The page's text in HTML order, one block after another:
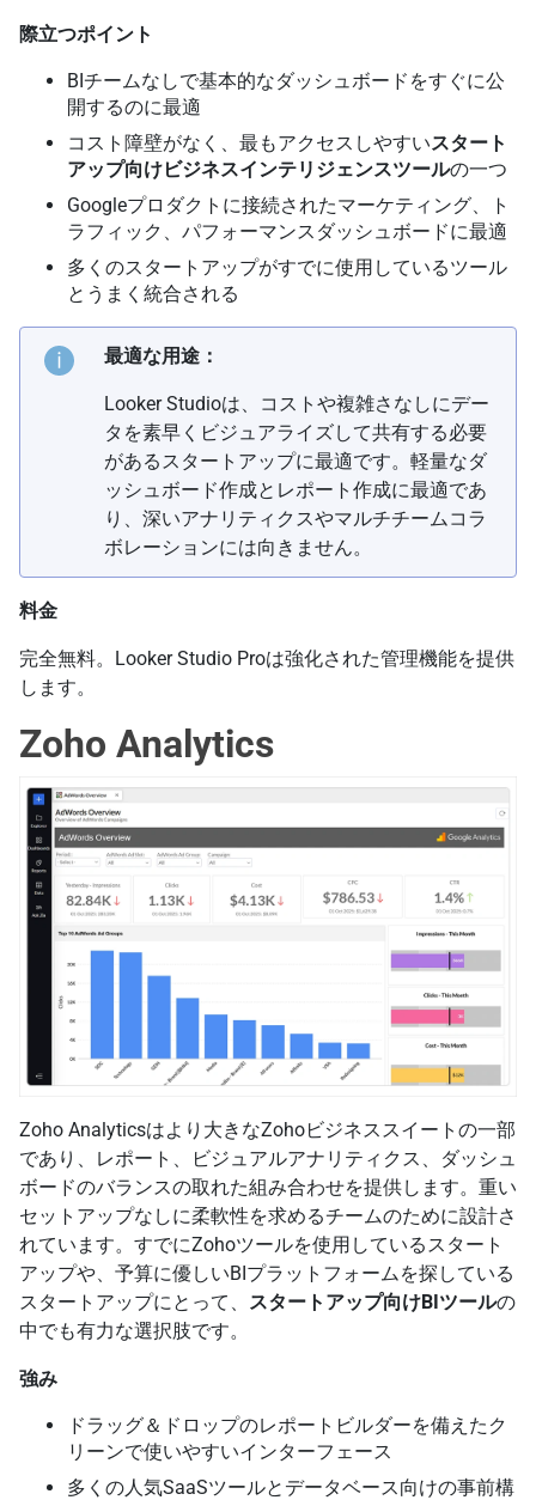
際立つポイント
BIチームなしで基本的なダッシュボードをすぐに公
開するのに最適
コスト障壁がなく、最もアクセスしやすいスタート
アップ向けビジネスインテリジェンスツールの一つ
Googleプロダクトに接続されたマーケティング、ト
ラフィック、パフォーマンスダッシュボードに最適
多くのスタートアップがすでに使用しているツール
とうまく統合される
最適な用途：
Looker Studioは、コストや複雑さなしにデー
タを素早くビジュアライズして共有する必要
があるスタートアップに最適です。軽量なダ
ッシュボード作成とレポート作成に最適であ
り、深いアナリティクスやマルチチームコラ
ボレーションには向きません。
料金
完全無料。Looker Studio Proは強化された管理機能を提供
します。
Zoho Analytics
Zoho Analyticsはより大きなZohoビジネススイートの一部
であり、レポート、ビジュアルアナリティクス、ダッシュ
ボードのバランスの取れた組み合わせを提供します。重い
セットアップなしに柔軟性を求めるチームのために設計さ
れています。すでにZohoツールを使用しているスタート
アップや、予算に優しいBIプラットフォームを探している
スタートアップにとって、
スタートアップ向けBIツールの
中でも有力な選択肢です。
強み
ドラッグ＆ドロップのレポートビルダーを備えたク
リーンで使いやすいインターフェース
多くの人気SaaSツールとデータベース向けの事前構